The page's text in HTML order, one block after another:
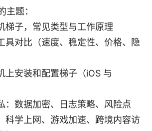
主题：
梯子，常见类型与工作原理
具对比（速度、稳定性、价格、隐
上安装和配置梯子（iOS 与
：数据加密、日志策略、风险点
科学上网、游戏加速、跨境内容访